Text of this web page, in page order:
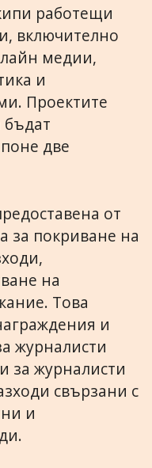
работещи
включително
медии,
и
Проектите
бъдат
две
от
за покриване на
на
Това
и
журналисти
за журналисти
свързани с
и